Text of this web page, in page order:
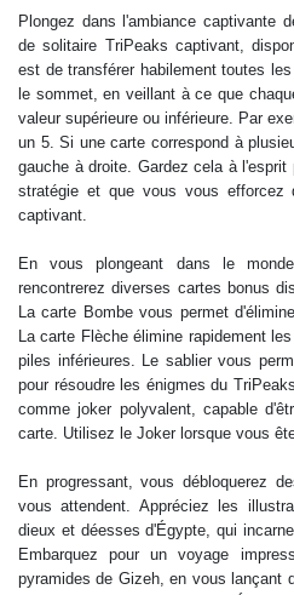
Plongez dans l'ambiance captivante
de solitaire TriPeaks captivant,
est de transférer habilement toutes
le sommet, en veillant à ce que
valeur supérieure ou inférieure. Par
un 5. Si une carte correspond à
gauche à droite. Gardez cela à
stratégie et que vous vous efforcez
captivant.
En vous plongeant dans le
rencontrerez diverses cartes bonus
La carte Bombe vous permet
La carte Flèche élimine rapidement
piles inférieures. Le sablier vous
pour résoudre les énigmes du
comme joker polyvalent, capable
carte. Utilisez le Joker lorsque vous
En progressant, vous débloquerez
vous attendent. Appréciez les
dieux et déesses d'Égypte, qui
Embarquez pour un voyage
pyramides de Gizeh, en vous lançant